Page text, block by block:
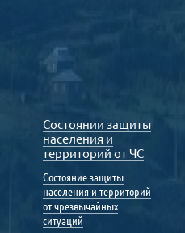
Состоянии защиты
населения и
территорий от ЧС
Состояние защиты
населения и территорий
от чрезвычайных
ситуаций